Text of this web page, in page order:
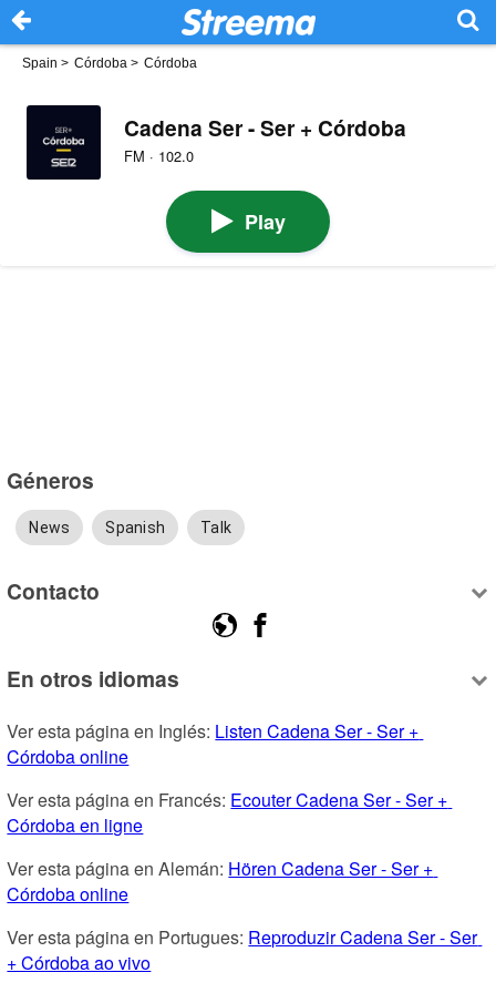
Spain > Córdoba > Córdoba
Cadena Ser - Ser + Córdoba
FM · 102.0
Play
Géneros
News Spanish Talk
Contacto
En otros idiomas
Ver esta página en Inglés: Listen Cadena Ser - Ser +
Córdoba online
Ver esta página en Francés: Ecouter Cadena Ser - Ser +
Córdoba en ligne
Ver esta página en Alemán: Hören Cadena Ser - Ser +
Córdoba online
Ver esta página en Portugues: Reproduzir Cadena Ser - Ser
+ Córdoba ao vivo